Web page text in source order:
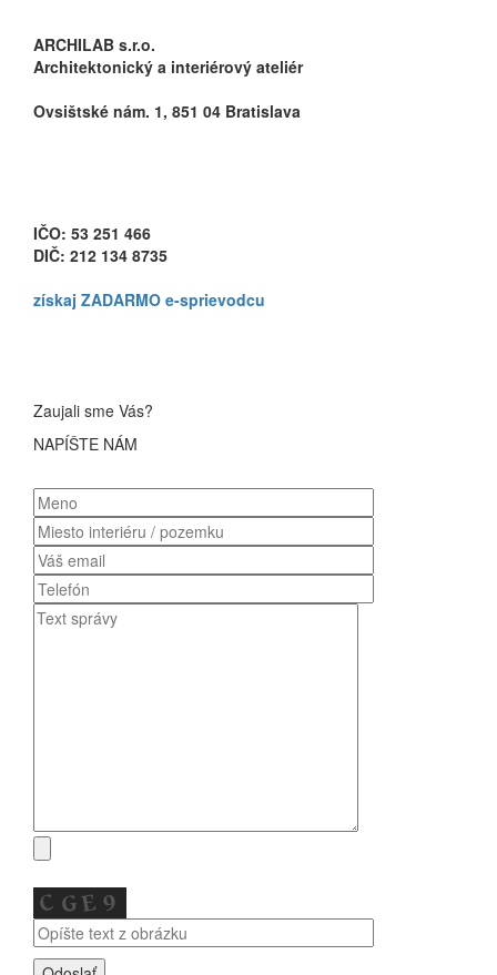
ARCHILAB s.r.o.
Architektonický a interiérový ateliér
Ovsištské nám. 1, 851 04 Bratislava
IČO: 53 251 466
DIČ: 212 134 8735
získaj ZADARMO e-sprievodcu
Zaujali sme Vás?
NAPÍŠTE NÁM